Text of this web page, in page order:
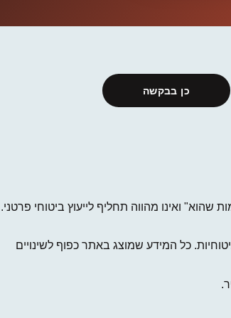
כן בבקשה
ואינו מהווה תחליף לייעוץ ביטוחי פרטני.
כל המידע שמוצג באתר כפוף לשינויים